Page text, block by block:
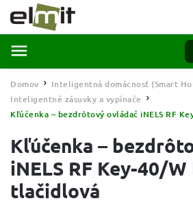
Domov / Inteligentná domácnosť (Smart
Inteligentné zásuvky a vypínače /
Kľúčenka – bezdrôtový ovládač iNELS RF
Kľúčenka –
iNELS RF Key-40/
tlačidlová